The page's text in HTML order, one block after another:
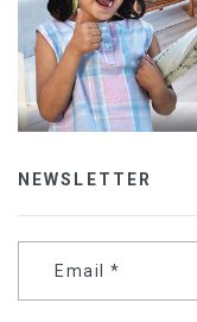
NEWSLETTER
Email *